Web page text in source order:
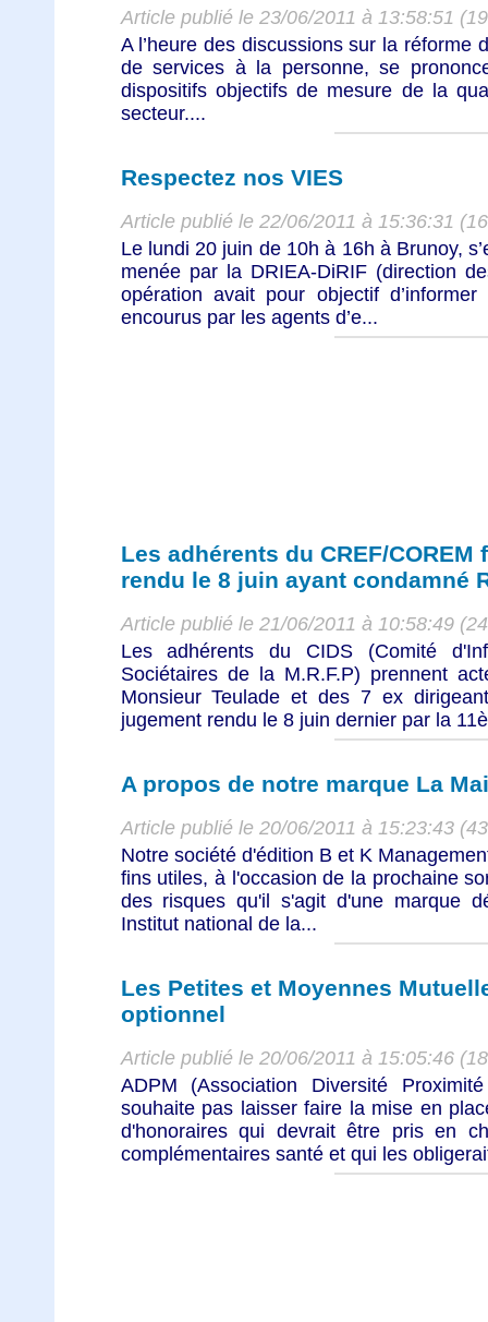
Article publié le 23/06/2011 à 13:58:51
A l’heure des discussions sur la réforme
de services à la personne, se
dispositifs objectifs de mesure de la
secteur....
Respectez nos VIES
Article publié le 22/06/2011 à 15:36:31
Le lundi 20 juin de 10h à 16h à Brunoy,
menée par la DRIEA-DiRIF (direction
opération avait pour objectif
encourus par les agents d’e...
Les adhérents du CREF/
rendu le 8 juin ayant condamné
Article publié le 21/06/2011 à 10:58:49
Les adhérents du CIDS (Comité
Sociétaires de la M.R.F.P) prennent
Monsieur Teulade et des 7 ex
jugement rendu le 8 juin dernier par la
A propos de notre marque La
Article publié le 20/06/2011 à 15:23:43
Notre société d'édition B et K
fins utiles, à l'occasion de la prochaine
des risques qu'il s'agit d'une marque
Institut national de la...
Les Petites et Moyennes
optionnel
Article publié le 20/06/2011 à 15:05:46
ADPM (Association Diversité
souhaite pas laisser faire la mise en
d'honoraires qui devrait être pris en
complémentaires santé et qui les